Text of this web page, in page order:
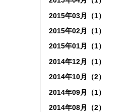
2015年03月（1）
2015年02月（1）
2015年01月（1）
2014年12月（1）
2014年10月（2）
2014年09月（1）
2014年08月（2）